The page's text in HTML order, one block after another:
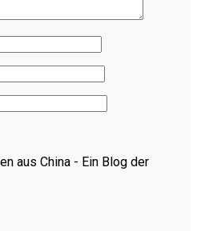
aus China - Ein Blog der